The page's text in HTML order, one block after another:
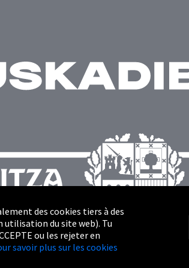
des cookies tiers à des
du site web). Tu
ou les rejeter en
savoir plus sur les cookies